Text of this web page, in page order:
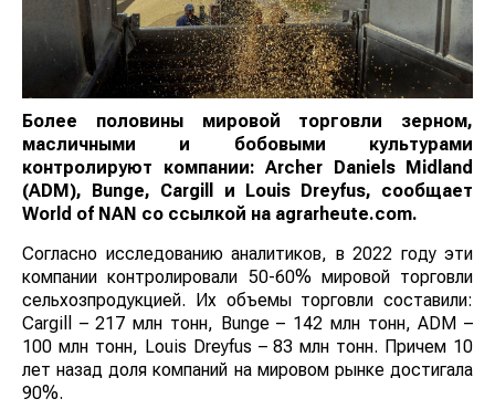
Более половины мировой торговли зерном,
масличными и бобовыми культурами
контролируют компании: Archer Daniels Midland
(ADM), Bunge, Cargill и Louis Dreyfus, сообщает
World of NAN со ссылкой на agrarheute.com.
Согласно исследованию аналитиков, в 2022 году эти
компании контролировали 50-60% мировой торговли
сельхозпродукцией. Их объемы торговли составили:
Cargill – 217 млн тонн, Bunge – 142 млн тонн, ADM –
100 млн тонн, Louis Dreyfus – 83 млн тонн. Причем 10
лет назад доля компаний на мировом рынке достигала
90%.